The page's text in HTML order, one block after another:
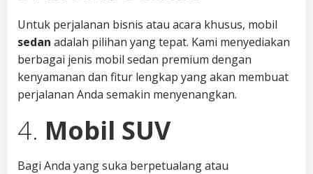
Untuk perjalanan bisnis atau acara khusus, mobil
sedan adalah pilihan yang tepat. Kami menyediakan
berbagai jenis mobil sedan premium dengan
kenyamanan dan fitur lengkap yang akan membuat
perjalanan Anda semakin menyenangkan.
4. Mobil SUV
Bagi Anda yang suka berpetualang atau